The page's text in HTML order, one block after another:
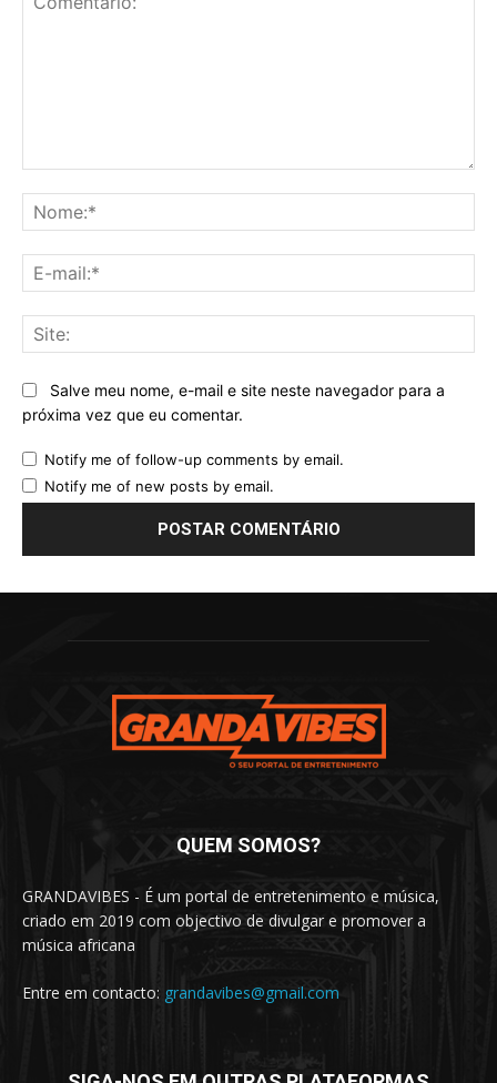
Salve meu nome, e-mail e site neste navegador para a
próxima vez que eu comentar.
Notify me of follow-up comments by email.
Notify me of new posts by email.
QUEM SOMOS?
GRANDAVIBES - É um portal de entretenimento e música,
criado em 2019 com objectivo de divulgar e promover a
música africana
Entre em contacto: grandavibes@gmail.com